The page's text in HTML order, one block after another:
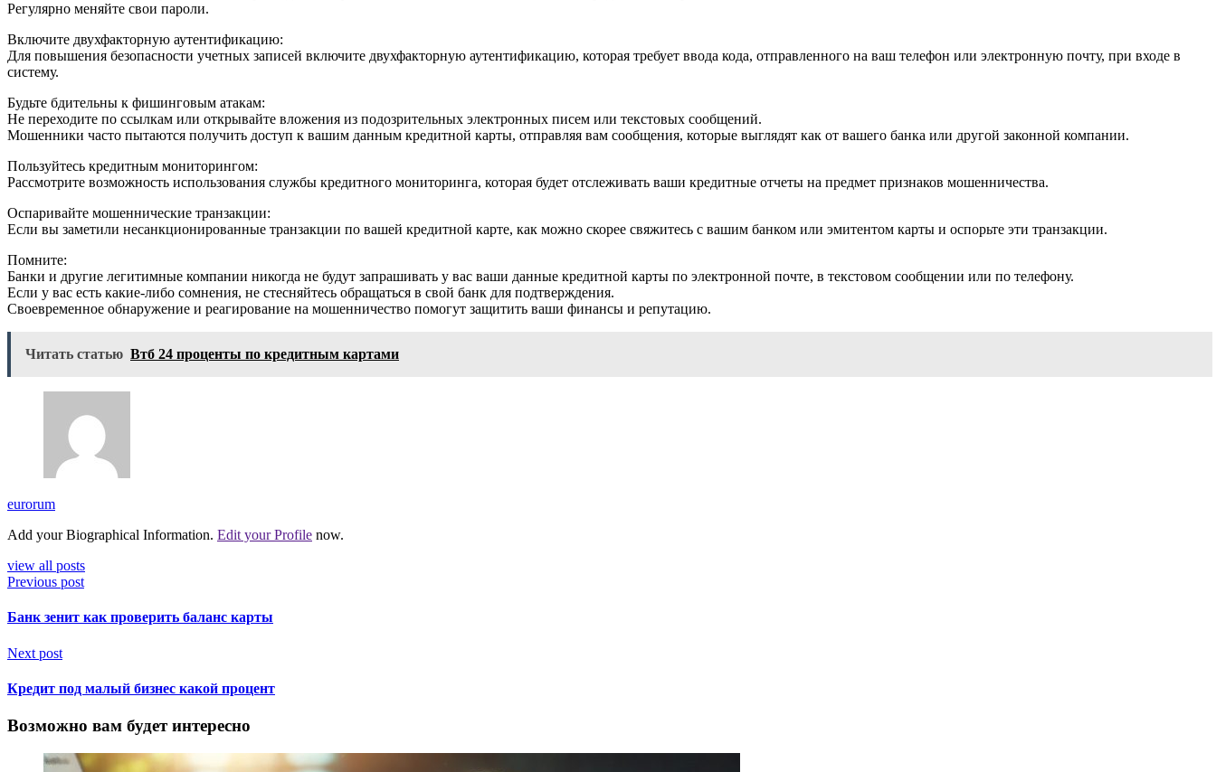
Регулярно меняйте свои пароли.
Включите двухфакторную аутентификацию:
Для повышения безопасности учетных записей включите двухфакторную аутентификацию, которая требует ввода кода, отправленного на ваш телефон или электронную почту, при входе в
систему.
Будьте бдительны к фишинговым атакам:
Не переходите по ссылкам или открывайте вложения из подозрительных электронных писем или текстовых сообщений.
Мошенники часто пытаются получить доступ к вашим данным кредитной карты, отправляя вам сообщения, которые выглядят как от вашего банка или другой законной компании.
Пользуйтесь кредитным мониторингом:
Рассмотрите возможность использования службы кредитного мониторинга, которая будет отслеживать ваши кредитные отчеты на предмет признаков мошенничества.
Оспаривайте мошеннические транзакции:
Если вы заметили несанкционированные транзакции по вашей кредитной карте, как можно скорее свяжитесь с вашим банком или эмитентом карты и оспорьте эти транзакции.
Помните:
Банки и другие легитимные компании никогда не будут запрашивать у вас ваши данные кредитной карты по электронной почте, в текстовом сообщении или по телефону.
Если у вас есть какие-либо сомнения, не стесняйтесь обращаться в свой банк для подтверждения.
Своевременное обнаружение и реагирование на мошенничество помогут защитить ваши финансы и репутацию.
Читать статью Втб 24 проценты по кредитным картами
eurorum
Add your Biographical Information. Edit your Profile now.
view all posts
Previous post
Банк зенит как проверить баланс карты
Next post
Кредит под малый бизнес какой процент
Возможно вам будет интересно